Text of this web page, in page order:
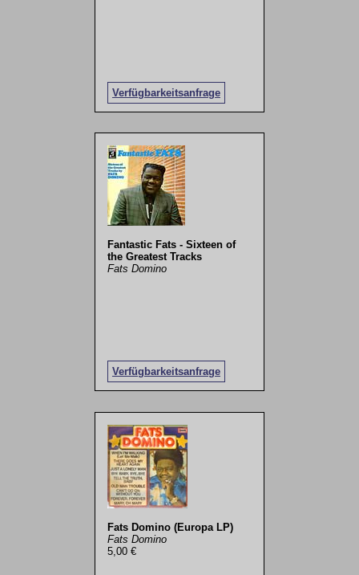
Verfügbarkeitsanfrage
Fantastic Fats - Sixteen of
the Greatest Tracks
Fats Domino
Verfügbarkeitsanfrage
Fats Domino (Europa LP)
Fats Domino
5,00 €